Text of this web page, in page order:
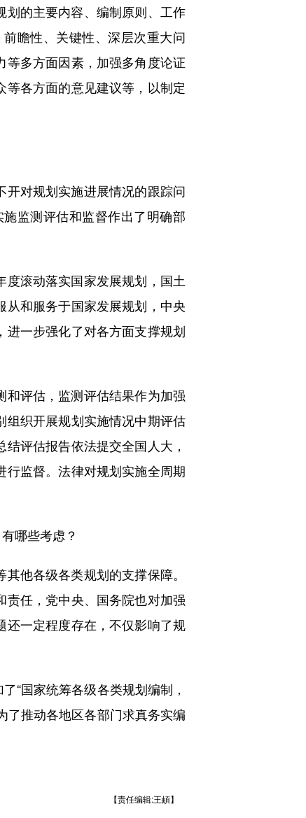
的主要内容、编制原则、工作
瞻性、关键性、深层次重大问
等多方面因素，加强多角度论证
等各方面的意见建议等，以制定
对规划实施进展情况的跟踪问
监测评估和监督作出了明确部
滚动落实国家发展规划，国土
从和服务于国家发展规划，中央
一步强化了对各方面支撑规划
评估，监测评估结果作为加强
组织开展规划实施情况中期评估
评估报告依法提交全国人大，
行监督。法律对规划实施全周期
哪些考虑？
他各级各类规划的支撑保障。
责任，党中央、国务院也对加强
还一定程度存在，不仅影响了规
国家统筹各级各类规划编制，
了推动各地区各部门求真务实编
【责任编辑:王頔】